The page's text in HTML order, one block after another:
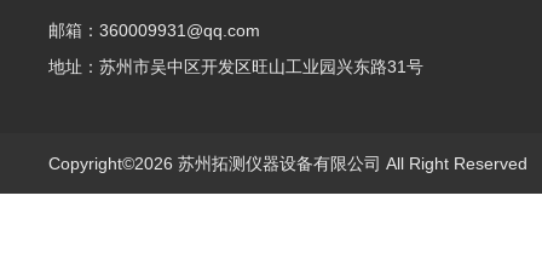
邮箱：360009931@qq.com
地址：苏州市吴中区开发区旺山工业园兴东路31号
Copyright©2026 苏州拓测仪器设备有限公司 All Right